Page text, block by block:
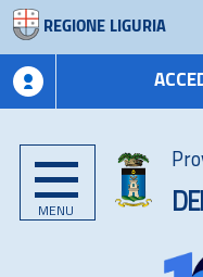
REGIONE LIGURIA
MENU